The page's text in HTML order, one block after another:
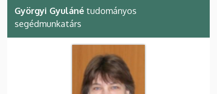
Györgyi Gyuláné tudományos
segédmunkatárs